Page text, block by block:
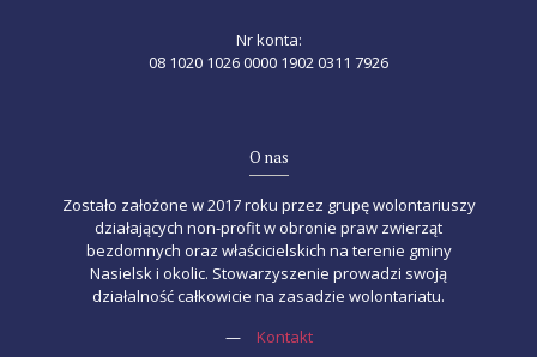
Nr konta:
08 1020 1026 0000 1902 0311 7926
O nas
Zostało założone w 2017 roku przez grupę wolontariuszy
działających non-profit w obronie praw zwierząt
bezdomnych oraz właścicielskich na terenie gminy
Nasielsk i okolic. Stowarzyszenie prowadzi swoją
działalność całkowicie na zasadzie wolontariatu.
—
Kontakt